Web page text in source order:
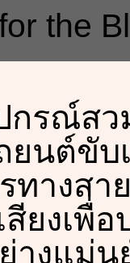
the
กรณ์สว
ยนต์ขั
ทางส
สียงเพื่
างแม่